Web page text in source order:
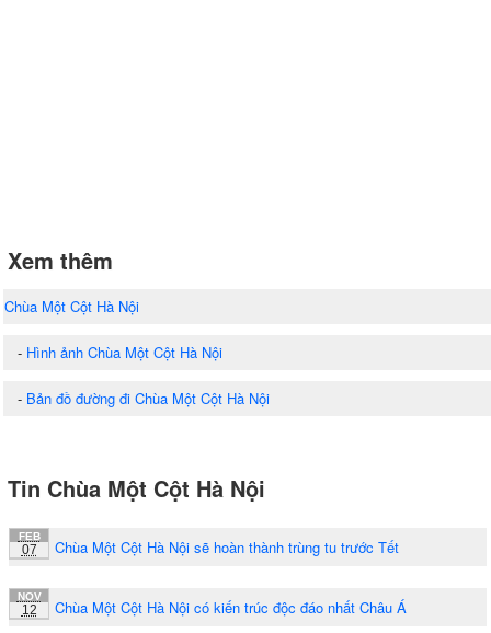
Xem thêm
Chùa Một Cột Hà Nội
- Hình ảnh Chùa Một Cột Hà Nội
- Bản đồ đường đi Chùa Một Cột Hà Nội
Tin Chùa Một Cột Hà Nội
FEB
07 Chùa Một Cột Hà Nội sẽ hoàn thành trùng tu trước Tết
NOV
12 Chùa Một Cột Hà Nội có kiến trúc độc đáo nhất Châu Á